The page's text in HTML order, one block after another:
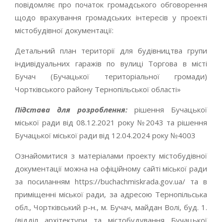
повідомляє про початок громадського обговорення
щодо врахування громадських інтересів у проекті
містобудівної документації:
Детальний план території для будівництва групи
індивідуальних гаражів по вулиці Торгова в місті
Бучач (Бучацької територіальної громади)
Чортківського району Тернопільської області»
Підстава для розроблення:
рішення Бучацької
міської ради від 08.12.2021 року №2043 та рішення
Бучацької міської ради від 12.04.2024 року №4003
Ознайомитися з матеріалами проекту містобудівної
документації можна на офіційному сайті міської ради
за посиланням https://buchachmiskrada.gov.ua/ та в
приміщенні міської ради, за адресою Тернопільська
обл., Чортківський р-н., м. Бучач, майдан Волі, буд. 1.